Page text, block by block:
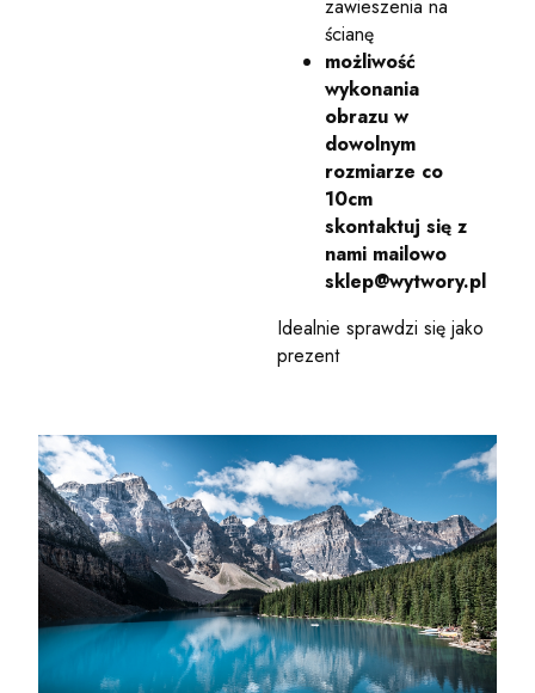
zawieszenia na
ścianę
możliwość
wykonania
obrazu w
dowolnym
rozmiarze co
10cm
skontaktuj się z
nami mailowo
sklep@wytwory.pl
Idealnie sprawdzi się jako
prezent